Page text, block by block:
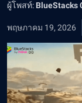
ผู้โพสท์: BlueStacks
พฤษภาคม 19, 2026